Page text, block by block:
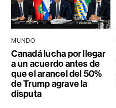
MUNDO
Canadá lucha por llegar
a un acuerdo antes de
que el arancel del 50%
de Trump agrave la
disputa